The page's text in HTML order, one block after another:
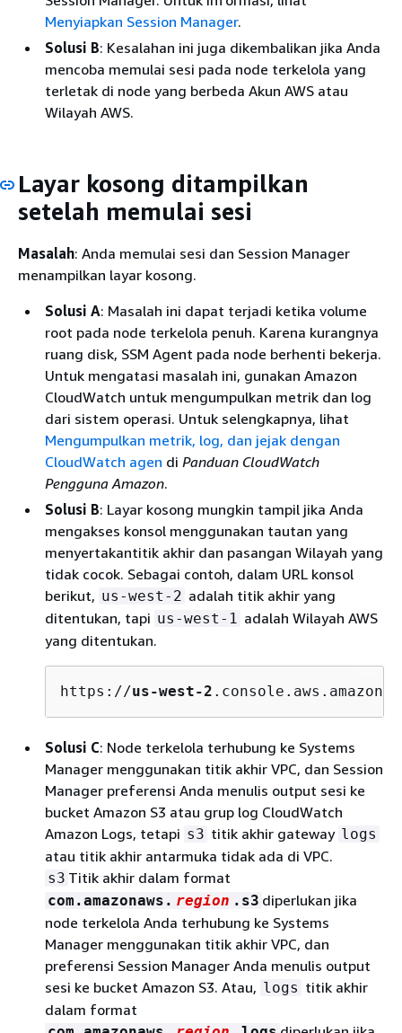
Menyiapkan Session Manager.
Solusi B: Kesalahan ini juga dikembalikan jika Anda
mencoba memulai sesi pada node terkelola yang
terletak di node yang berbeda Akun AWS atau
Wilayah AWS.
Layar kosong ditampilkan
setelah memulai sesi
Masalah: Anda memulai sesi dan Session Manager
menampilkan layar kosong.
Solusi A: Masalah ini dapat terjadi ketika volume
root pada node terkelola penuh. Karena kurangnya
ruang disk, SSM Agent pada node berhenti bekerja.
Untuk mengatasi masalah ini, gunakan Amazon
CloudWatch untuk mengumpulkan metrik dan log
dari sistem operasi. Untuk selengkapnya, lihat
Mengumpulkan metrik, log, dan jejak dengan
CloudWatch agen di Panduan CloudWatch
Pengguna Amazon.
Solusi B: Layar kosong mungkin tampil jika Anda
mengakses konsol menggunakan tautan yang
menyertakantitik akhir dan pasangan Wilayah yang
tidak cocok. Sebagai contoh, dalam URL konsol
berikut, us-west-2 adalah titik akhir yang
ditentukan, tapi us-west-1 adalah Wilayah AWS
yang ditentukan.
https://us-west-2
Solusi C: Node terkelola terhubung ke Systems
Manager menggunakan titik akhir VPC, dan Session
Manager preferensi Anda menulis output sesi ke
bucket Amazon S3 atau grup log CloudWatch
Amazon Logs, tetapi s3 titik akhir gateway logs
atau titik akhir antarmuka tidak ada di VPC.
s3 Titik akhir dalam format
com.amazonaws. region .s3 diperlukan jika
node terkelola Anda terhubung ke Systems
Manager menggunakan titik akhir VPC, dan
preferensi Session Manager Anda menulis output
sesi ke bucket Amazon S3. Atau, logs titik akhir
dalam format